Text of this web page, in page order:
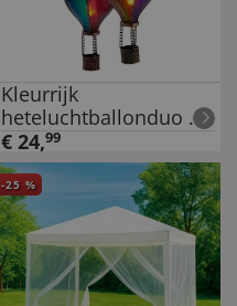
Kleurrijk
heteluchtballonduo op
zonne-energie
€ 24,99
-25 %